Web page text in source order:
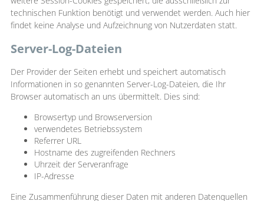
technischen Funktion benötigt und verwendet werden. Auch hier
findet keine Analyse und Aufzeichnung von Nutzerdaten statt.
Server-Log-Dateien
Der Provider der Seiten erhebt und speichert automatisch
Informationen in so genannten Server-Log-Dateien, die Ihr
Browser automatisch an uns übermittelt. Dies sind:
Browsertyp und Browserversion
verwendetes Betriebssystem
Referrer URL
Hostname des zugreifenden Rechners
Uhrzeit der Serveranfrage
IP-Adresse
Eine Zusammenführung dieser Daten mit anderen Datenquellen